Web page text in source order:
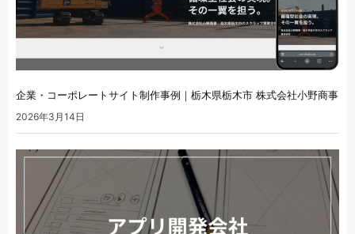
企業・コーポレートサイト制作事例｜栃木県栃木市 株式会社小野商事
2026年3月14日